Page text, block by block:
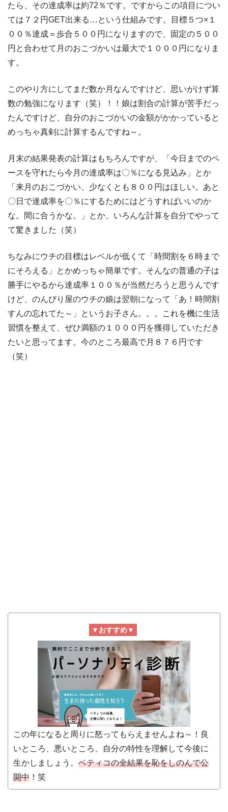
たら、その達成率は約72％です。ですからこの項目につい
ては７２円GET出来る…という仕組みです。目標５つ×１
００％達成＝歩合５００円になりますので、固定の５００
円と合わせて月のおこづかいは最大で１０００円になりま
す。
このやり方にしてまだ数か月なんですけど、思いがけず算
数の勉強になります（笑）！！娘は割合の計算が苦手だっ
たんですけど、自分のおこづかいの金額がかかっていると
めっちゃ真剣に計算するんですね～。
月末の結果発表の計算はもちろんですが、「今日までのペ
ースを守れたら今月の達成率は〇％になる見込み」とか
「来月のおこづかい、少なくとも８００円はほしい。あと
〇日で達成率を〇％にするためにはどうすればいいのか
な。間に合うかな。」とか、いろんな計算を自分でやって
て驚きました（笑）
ちなみにウチの目標はレベルが低くて「時間割を６時まで
にそろえる」とかめっちゃ簡単です。そんなの普通の子は
勝手にやるから達成率１００％が当然だろうと思うんです
けど、のんびり屋のウチの娘は翌朝になって「あ！時間割
すんの忘れてた～」というお子さん。。。これを機に生活
習慣を整えて、ぜひ満額の１０００円を獲得していただき
たいと思ってます。今のところ最高で月８７６円です
（笑）
▼おすすめ▼
この年になると周りに怒ってもらえませんよね～！良
いところ、悪いところ、自分の特性を理解して今後に
生かしましょう。 ベティコの全結果を恥をしのんで公
開中 ！笑